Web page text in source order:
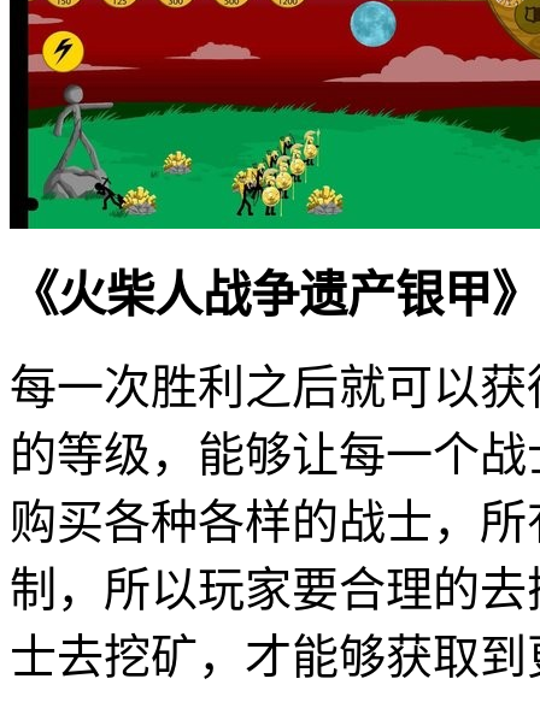
《火柴人战争遗产银甲
每一次胜利之后就可以
的等级，能够让每一个
购买各种各样的战士，
制，所以玩家要合理的
士去挖矿，才能够获取